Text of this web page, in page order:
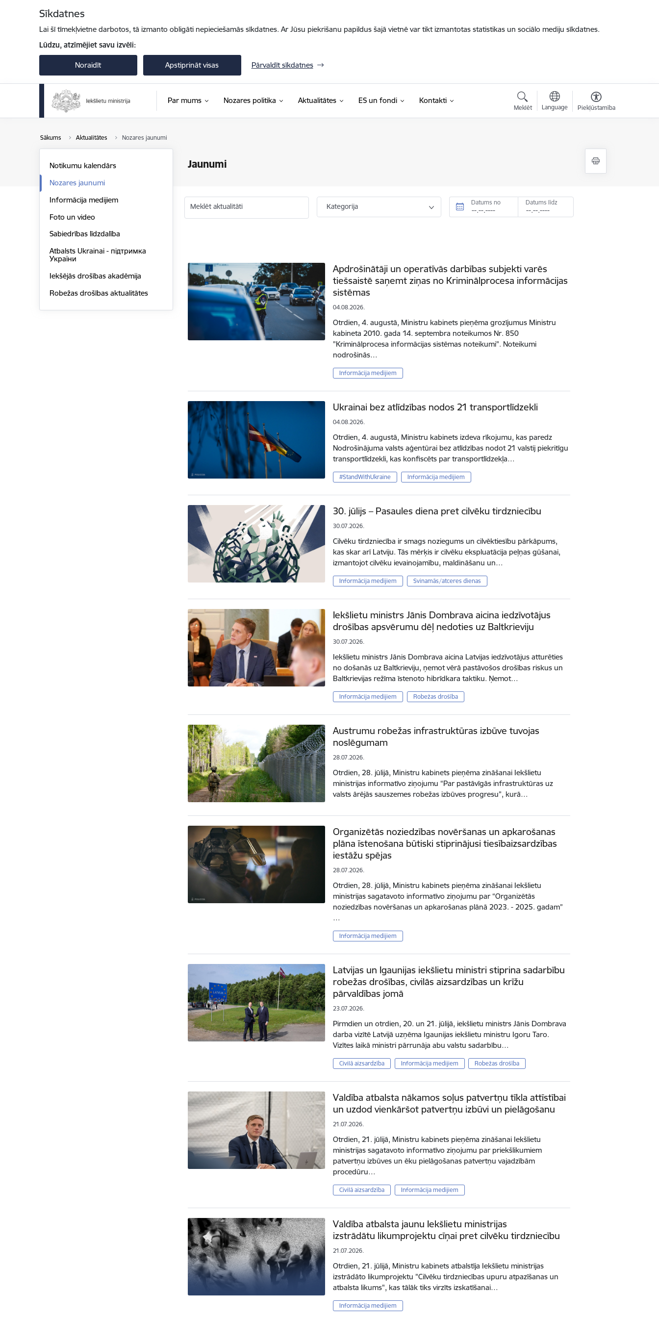
Sīkdatnes
Lai šī tīmekļvietne darbotos, tā izmanto obligāti nepieciešamās sīkdatnes. Ar Jūsu piekrišanu papildus šajā vietnē var tikt izmantotas statistikas un sociālo mediju sīkdatnes.
Lūdzu, atzīmējiet savu izvēli:
Noraidīt Apstiprināt visas Pārvaldīt sīkdatnes
Par mums Nozares politika Aktualitātes ES un fondi Kontakti
Meklēt Language Piekļūstamība
Sākums Aktualitātes Nozares jaunumi
Jaunumi
Notikumu kalendārs
Nozares jaunumi
Informācija medijiem
Foto un video
Sabiedrības līdzdalība
Atbalsts Ukrainai - підтримка
України
Iekšējās drošības akadēmija
Robežas drošības aktualitātes
Meklēt aktualitāti Kategorija Datums no Datums līdz
Apdrošinātāji un operatīvās darbības subjekti varēs
tiešsaistē saņemt ziņas no Kriminālprocesa informācijas
sistēmas
04.08.2026.
Otrdien, 4. augustā, Ministru kabinets pieņēma grozījumus Ministru
kabineta 2010. gada 14. septembra noteikumos Nr. 850
"Kriminālprocesa informācijas sistēmas noteikumi". Noteikumi
nodrošinās…
Informācija medijiem
Ukrainai bez atlīdzības nodos 21 transportlīdzekli
04.08.2026.
Otrdien, 4. augustā, Ministru kabinets izdeva rīkojumu, kas paredz
Nodrošinājuma valsts aģentūrai bez atlīdzības nodot 21 valstij piekritīgu
transportlīdzekli, kas konfiscēts par transportlīdzekļa…
#StandWithUkraine Informācija medijiem
30. jūlijs – Pasaules diena pret cilvēku tirdzniecību
30.07.2026.
Cilvēku tirdzniecība ir smags noziegums un cilvēktiesību pārkāpums,
kas skar arī Latviju. Tās mērķis ir cilvēku ekspluatācija peļņas gūšanai,
izmantojot cilvēku ievainojamību, maldināšanu un…
Informācija medijiem Svinamās/atceres dienas
Iekšlietu ministrs Jānis Dombrava aicina iedzīvotājus
drošības apsvērumu dēļ nedoties uz Baltkrieviju
30.07.2026.
Iekšlietu ministrs Jānis Dombrava aicina Latvijas iedzīvotājus atturēties
no došanās uz Baltkrieviju, ņemot vērā pastāvošos drošības riskus un
Baltkrievijas režīma īstenoto hibrīdkara taktiku. Ņemot…
Informācija medijiem Robežas drošība
Austrumu robežas infrastruktūras izbūve tuvojas
noslēgumam
28.07.2026.
Otrdien, 28. jūlijā, Ministru kabinets pieņēma zināšanai Iekšlietu
ministrijas informatīvo ziņojumu “Par pastāvīgās infrastruktūras uz
valsts ārējās sauszemes robežas izbūves progresu”, kurā…
Organizētās noziedzības novēršanas un apkarošanas
plāna īstenošana būtiski stiprinājusi tiesībaizsardzības
iestāžu spējas
28.07.2026.
Otrdien, 28. jūlijā, Ministru kabinets pieņēma zināšanai Iekšlietu
ministrijas sagatavoto informatīvo ziņojumu par “Organizētās
noziedzības novēršanas un apkarošanas plānā 2023. - 2025. gadam”
…
Informācija medijiem
Latvijas un Igaunijas iekšlietu ministri stiprina sadarbību
robežas drošības, civilās aizsardzības un krīžu
pārvaldības jomā
23.07.2026.
Pirmdien un otrdien, 20. un 21. jūlijā, iekšlietu ministrs Jānis Dombrava
darba vizītē Latvijā uzņēma Igaunijas iekšlietu ministru Igoru Taro.
Vizītes laikā ministri pārrunāja abu valstu sadarbību…
Civilā aizsardzība Informācija medijiem Robežas drošība
Valdība atbalsta nākamos soļus patvertņu tīkla attīstībai
un uzdod vienkāršot patvertņu izbūvi un pielāgošanu
21.07.2026.
Otrdien, 21. jūlijā, Ministru kabinets pieņēma zināšanai Iekšlietu
ministrijas sagatavoto informatīvo ziņojumu par priekšlikumiem
patvertņu izbūves un ēku pielāgošanas patvertņu vajadzībām
procedūru…
Civilā aizsardzība Informācija medijiem
Valdība atbalsta jaunu Iekšlietu ministrijas
izstrādātu likumprojektu cīņai pret cilvēku tirdzniecību
21.07.2026.
Otrdien, 21. jūlijā, Ministru kabinets atbalstīja Iekšlietu ministrijas
izstrādāto likumprojektu "Cilvēku tirdzniecības upuru atpazīšanas un
atbalsta likums", kas tālāk tiks virzīts izskatīšanai…
Informācija medijiem